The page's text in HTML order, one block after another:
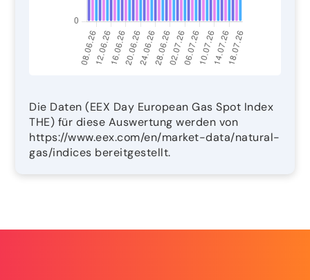
Die Daten (EEX Day European Gas Spot Index
THE) für diese Auswertung werden von
https://www.eex.com/en/market-data/natural-
gas/indices bereitgestellt.